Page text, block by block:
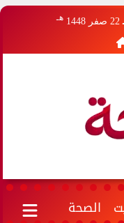
22 صفر 1448 هـ
الصحة